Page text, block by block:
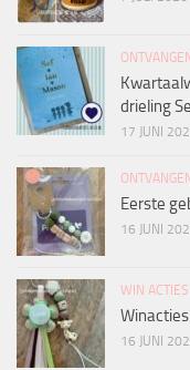
drieling
17 JUNI
Eerste
16 JUNI
WIN ACTIES
16 JUNI